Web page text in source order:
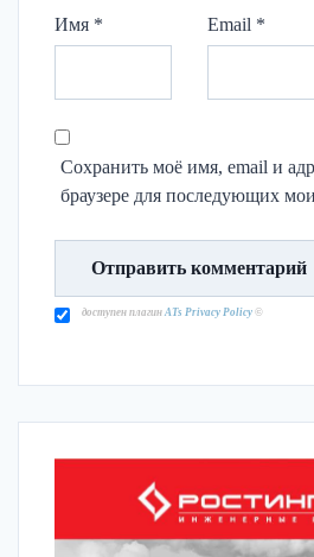
Имя * Email *
Сохранить моё имя, email и
браузере для последующих
доступен плагин ATs Privacy Policy ©